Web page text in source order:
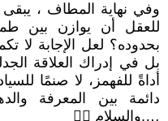
وفي نهاية المطاف ،
للعقل أن يوازن بين
بحدوده؟ لعل الإجابة لا
بل في إدراك العلاقة
أداةً للفهمز، لا صنمًا
دائمة بين المعرفة
….والسلام 🙋‍♂